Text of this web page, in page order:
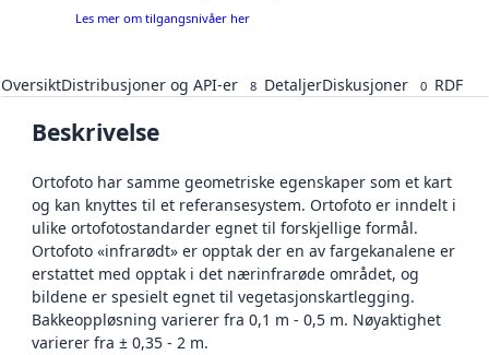
Les mer om tilgangsnivåer her
OversiktDistribusjoner og API-er 8 DetaljerDiskusjoner 0 RDF
Beskrivelse
Ortofoto har samme geometriske egenskaper som et kart
og kan knyttes til et referansesystem. Ortofoto er inndelt i
ulike ortofotostandarder egnet til forskjellige formål.
Ortofoto «infrarødt» er opptak der en av fargekanalene er
erstattet med opptak i det nærinfrarøde området, og
bildene er spesielt egnet til vegetasjonskartlegging.
Bakkeoppløsning varierer fra 0,1 m - 0,5 m. Nøyaktighet
varierer fra ± 0,35 - 2 m.